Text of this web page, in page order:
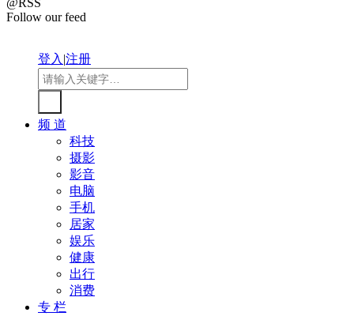
@RSS
Follow our feed
登入|注册
频 道
科技
摄影
影音
电脑
手机
居家
娱乐
健康
出行
消费
专 栏